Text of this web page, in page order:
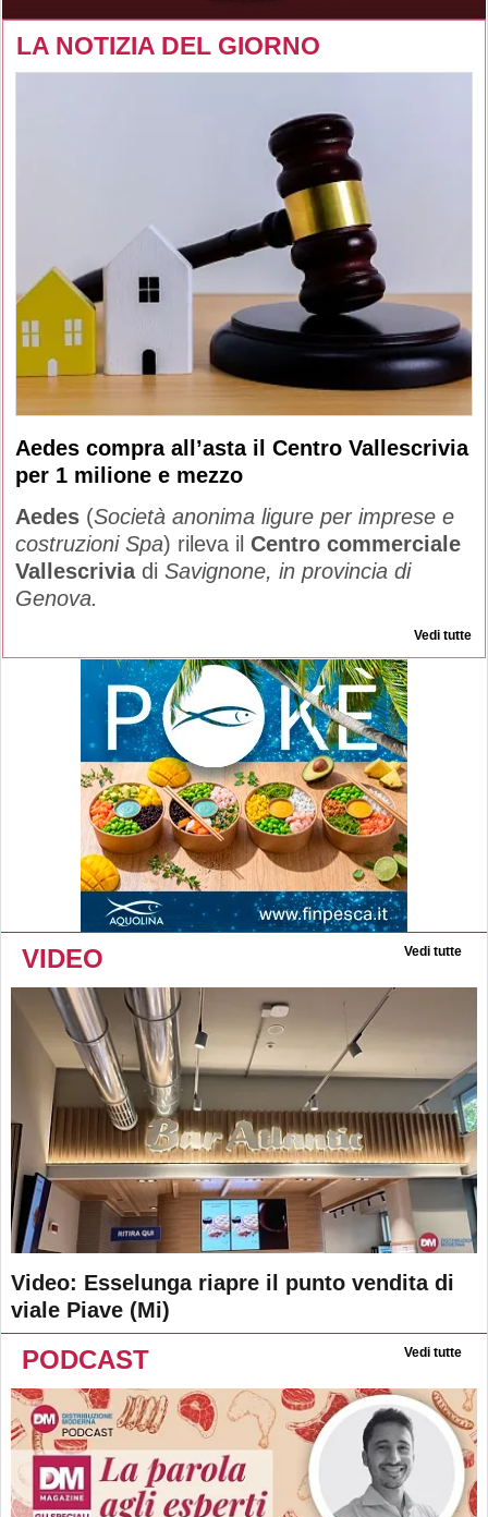
LA NOTIZIA DEL GIORNO
Aedes compra all’asta il Centro Vallescrivia
per 1 milione e mezzo
Aedes (Società anonima ligure per imprese e
costruzioni Spa) rileva il Centro commerciale
Vallescriviadi Savignone, in provincia di
Genova.
Vedi tutte
VIDEO Vedi tutte
Video: Esselunga riapre il punto vendita di
viale Piave (Mi)
PODCAST Vedi tutte